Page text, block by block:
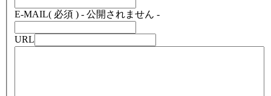
E-MAIL( 必須 ) - 公開されません -
URL